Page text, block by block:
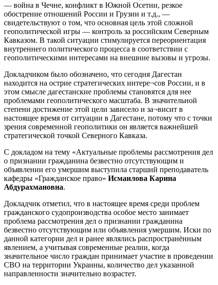
— война в Чечне, конфликт в Южной Осетии, резкое
обострение отношений России и Грузии и т.д., —
свидетельствуют о том, что основная цель этой сложной
геополитической игры — контроль за российским Северным
Кавказом. В такой ситуации стимулируется переориентация
внутреннего политического процесса в соответствии с
геополитическими интересами на внешние вызовы и угрозы.
Докладчиком было обозначено, что сегодня Дагестан
находится на острие стратегических интере¬сов России, и в
этом смысле дагестанские проблемы становятся для нее
проблемами геополитического масштаба. В значительной
степени достижение этой цели зависело и за¬висит в
настоящее время от ситуации в Дагестане, потому что с точки
зрения современной геополитики он является важнейшей
стратегической точкой Северного Кавказа.
С докладом на тему «Актуальные проблемы рассмотрения дел
о признании гражданина безвестно отсутствующим и
объявлении его умершим выступила старший преподаватель
кафедры «Гражданское право» Исмаилова Карина
Абдурахмановна.
Докладчик отметил, что в настоящее время среди проблем
гражданского судопроизводства особое место занимает
проблема рассмотрения дел о признании гражданина
безвестно отсутствующим или объявления умершим. Иски по
данной категории дел и ранее являлись распространённым
явлением, а учитывая современные реалии, когда
значительное число граждан принимает участие в проведении
СВО на территории Украины, количество дел указанной
направленности значительно возрастет.